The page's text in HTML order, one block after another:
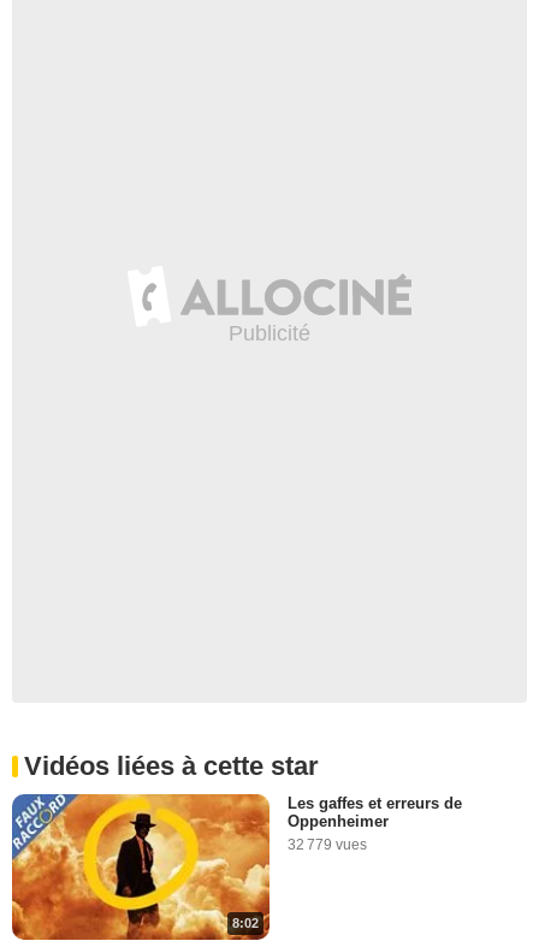
Vidéos liées à cette star
8:02
Les gaffes et erreurs de
Oppenheimer
32 779 vues